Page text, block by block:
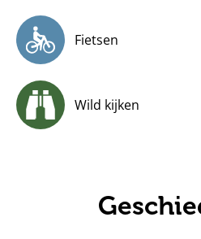
Fietsen
Wild kijken